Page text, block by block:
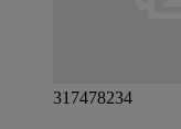
317478234